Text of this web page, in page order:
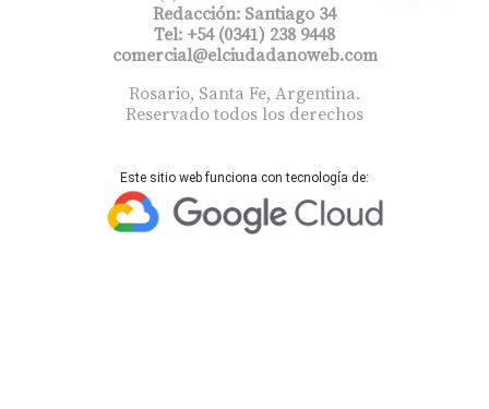
Redacción: Santiago 34
Tel: +54 (0341) 238 9448
comercial@elciudadanoweb.com​
Rosario, Santa Fe, Argentina.
Reservado todos los derechos
Este sitio web funciona con tecnología de: